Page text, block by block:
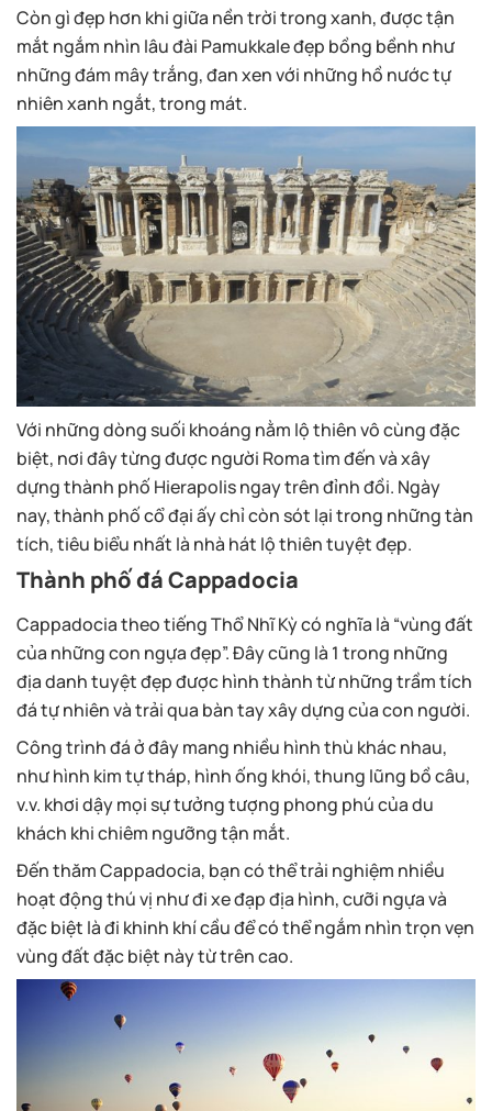
Còn gì đẹp hơn khi giữa nền trời trong xanh, được tận
mắt ngắm nhìn lâu đài Pamukkale đẹp bồng bềnh như
những đám mây trắng, đan xen với những hồ nước tự
nhiên xanh ngắt, trong mát.
Với những dòng suối khoáng nằm lộ thiên vô cùng đặc
biệt, nơi đây từng được người Roma tìm đến và xây
dựng thành phố Hierapolis ngay trên đỉnh đồi. Ngày
nay, thành phố cổ đại ấy chỉ còn sót lại trong những tàn
tích, tiêu biểu nhất là nhà hát lộ thiên tuyệt đẹp.
Thành phố đá Cappadocia
Cappadocia theo tiếng Thổ Nhĩ Kỳ có nghĩa là “vùng đất
của những con ngựa đẹp”. Đây cũng là 1 trong những
địa danh tuyệt đẹp được hình thành từ những trầm tích
đá tự nhiên và trải qua bàn tay xây dựng của con người.
Công trình đá ở đây mang nhiều hình thù khác nhau,
như hình kim tự tháp, hình ống khói, thung lũng bồ câu,
v.v. khơi dậy mọi sự tưởng tượng phong phú của du
khách khi chiêm ngưỡng tận mắt.
Đến thăm Cappadocia, bạn có thể trải nghiệm nhiều
hoạt động thú vị như đi xe đạp địa hình, cưỡi ngựa và
đặc biệt là đi khinh khí cầu để có thể ngắm nhìn trọn vẹn
vùng đất đặc biệt này từ trên cao.